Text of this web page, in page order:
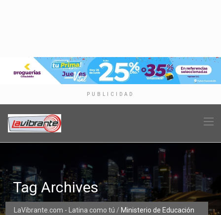
PUBLICIDAD
LaVibrante.com - Latina como tú / Ministerio de Educación
Tag Archives